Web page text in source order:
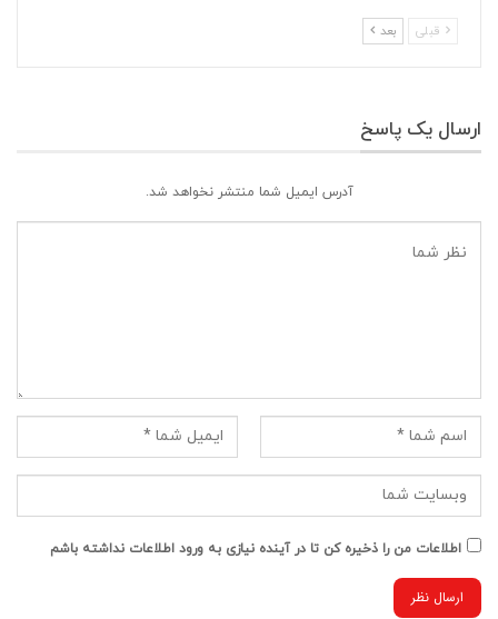
قبلی بعد
ارسال یک پاسخ
آدرس ایمیل شما منتشر نخواهد شد.
اطلاعات من را ذخیره کن تا در آینده نیازی به ورود اطلاعات نداشته باشم